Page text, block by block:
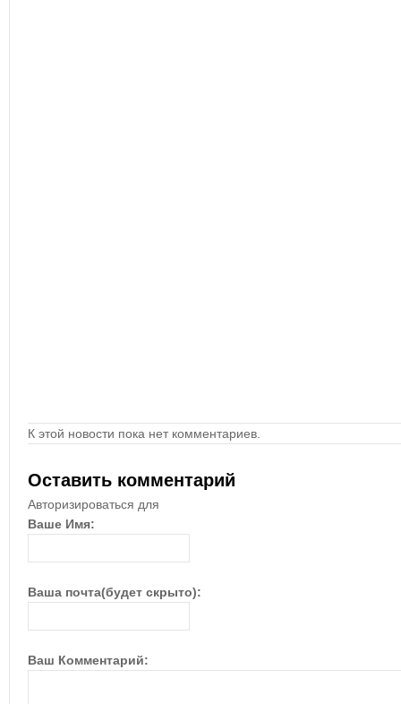
К этой новости пока нет комментариев.
Оставить комментарий
Авторизироваться для
Ваше Имя:
Ваша почта(будет скрыто):
Ваш Комментарий: